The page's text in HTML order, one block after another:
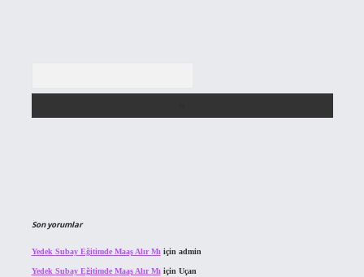
Son yorumlar
Yedek Subay Eğitimde Maaş Alır Mı için admin
Yedek Subay Eğitimde Maaş Alır Mı için Uçan